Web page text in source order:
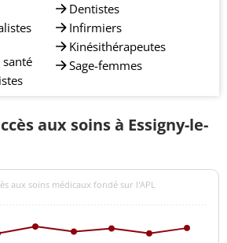
Dentistes
Infirmiers
Kinésithérapeutes
Sage-femmes
aux soins à Essigny-le-
aux soins médicaux fondé sur l'APL